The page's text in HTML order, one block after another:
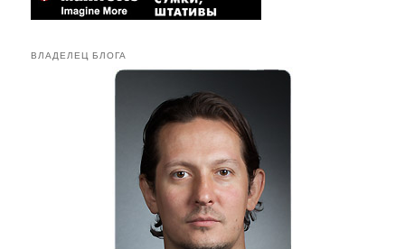
ВЛАДЕЛЕЦ БЛОГА